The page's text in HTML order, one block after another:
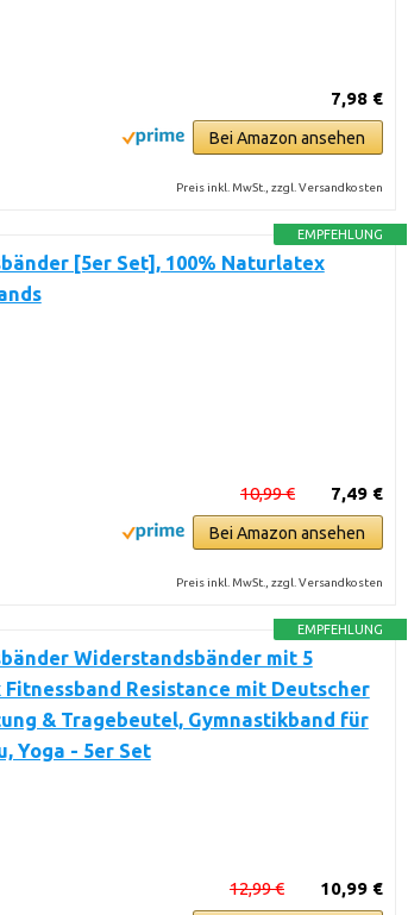
7,98 €
Bei Amazon ansehen
Preis inkl. MwSt., zzgl. Versandkosten
EMPFEHLUNG
[5er Set], 100% Naturlatex
7,49 €
10,99 €
Bei Amazon ansehen
Preis inkl. MwSt., zzgl. Versandkosten
EMPFEHLUNG
Widerstandsbänder mit 5
Resistance mit Deutscher
& Tragebeutel, Gymnastikband für
Yoga - 5er Set
10,99 €
12,99 €